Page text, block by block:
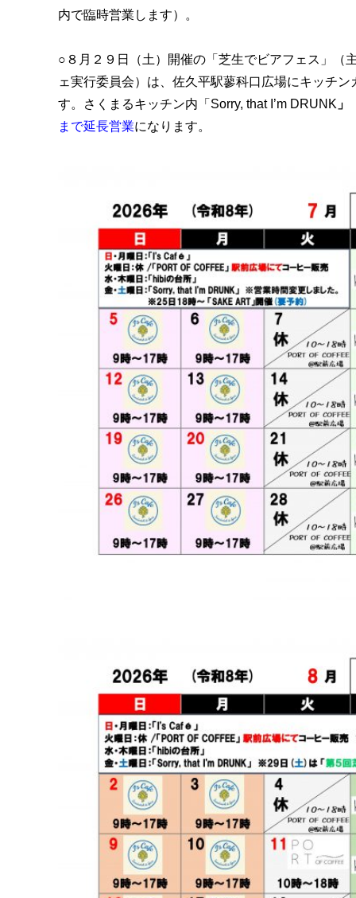
内で臨時営業します）。
○８月２９日（土）開催の「芝生でビアフェス」（
ェ実行委員会）は、佐久平駅蓼科口広場にキッチン
す。さくまるキッチン内「Sorry, that I’m DRUNK 」
まで延長営業になります。